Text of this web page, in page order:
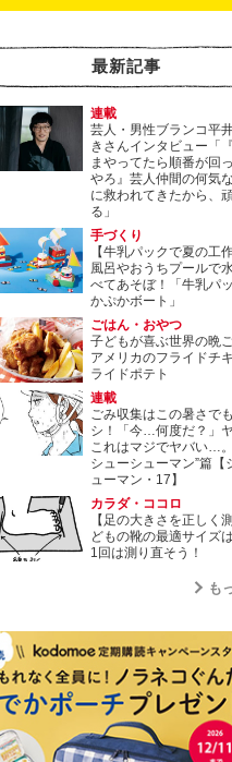
最新記事
連載
芸人・男性ブランコ平
きさんインタビュー「
まやってたら順番が回
やろ』芸人仲間の何気
に救われてきたから、
る」
手づくり
【牛乳パックで夏の工
風呂やおうちプールで
べてあそぼ！「牛乳パ
かぷかボート」
ごはん・おやつ
子どもが喜ぶ世界の晩
アメリカのフライドチ
ライドポテト
連載
ごみ収集はこの暑さで
シ！「今…何度だ？」
これはマジでヤバい…
シューシューマン”篇【
ューマン・17】
カラダ・ココロ
【足の大きさを正しく
どもの靴の最適サイズ
1回は測り直そう！
も